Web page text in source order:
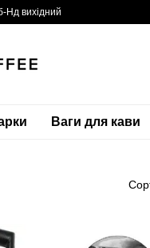
Нд вихідний
Ваги для кави